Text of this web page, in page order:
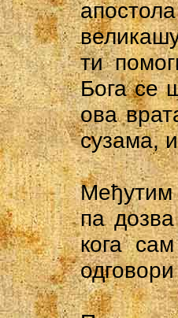
ти
Бога се
ова
сузама,
Међутим
па
кога
одговори